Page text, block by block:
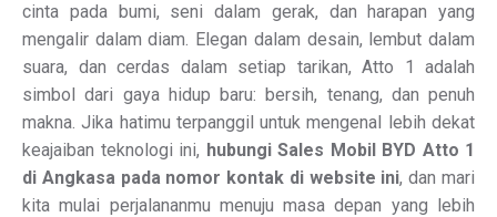
cinta pada bumi, seni dalam gerak, dan harapan yang
mengalir dalam diam. Elegan dalam desain, lembut dalam
suara, dan cerdas dalam setiap tarikan, Atto 1 adalah
simbol dari gaya hidup baru: bersih, tenang, dan penuh
makna. Jika hatimu terpanggil untuk mengenal lebih dekat
keajaiban teknologi ini, hubungi Sales Mobil BYD Atto 1
di Angkasa pada nomor kontak di website ini, dan mari
kita mulai perjalananmu menuju masa depan yang lebih